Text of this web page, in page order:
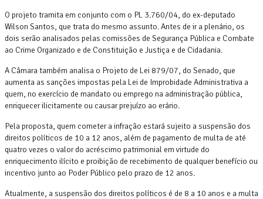
O projeto tramita em conjunto com o PL 3.760/04, do ex-deputado
Wilson Santos, que trata do mesmo assunto. Antes de ir a plenário, os
dois serão analisados pelas comissões de Segurança Pública e Combate
ao Crime Organizado e de Constituição e Justiça e de Cidadania.
A Câmara também analisa o Projeto de Lei 879/07, do Senado, que
aumenta as sanções impostas pela Lei de Improbidade Administrativa a
quem, no exercício de mandato ou emprego na administração pública,
enriquecer ilicitamente ou causar prejuízo ao erário.
Pela proposta, quem cometer a infração estará sujeito a suspensão dos
direitos políticos de 10 a 12 anos, além de pagamento de multa de até
quatro vezes o valor do acréscimo patrimonial em virtude do
enriquecimento ilícito e proibição de recebimento de qualquer benefício ou
incentivo junto ao Poder Público pelo prazo de 12 anos.
Atualmente, a suspensão dos direitos políticos é de 8 a 10 anos e a multa